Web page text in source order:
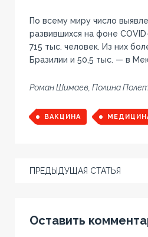
По всему миру число
развившихся на фоне
715 тыс. человек. Из них
Бразилии и 50,5 тыс. — в
Роман Шимаев, Полина
ВАКЦИНА
ПРЕДЫДУЩАЯ СТАТЬЯ
Оставить